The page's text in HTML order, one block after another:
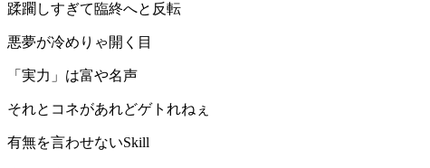
蹂躙しすぎて臨終へと反転
悪夢が冷めりゃ開く目
「実力」は富や名声
それとコネがあれどゲトれねぇ
有無を言わせないSkill